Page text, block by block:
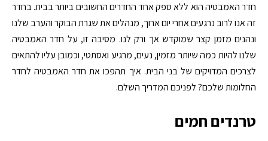
חדר האמבטיה הוא ללא ספק אחד החדרים החשובים ביותר בבית. בחדר
זה אנו לרוב נרגעים אחרי יום ארוך, מנהלים את שגרת הבוקר והערב שלנו
ונהנים מזמן קצר שמוקדש אך ורק לנו. מסיבה זו, על חדר האמבטיה
שלנו להיות כמה שיותר מזמין, נעים, מרגיע ואסתטי, וכמובן עליו להתאים
לצרכים המדויקים של בני הבית. איך תהפכו את חדר האמבטיה לחדר
החלומות שלכם? לפניכם המדריך השלם.
טרנדים חמים